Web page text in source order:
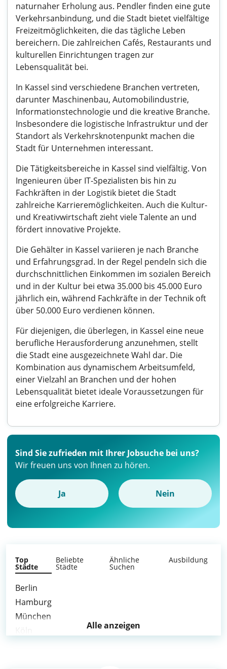
naturnaher Erholung aus. Pendler finden eine gute
Verkehrsanbindung, und die Stadt bietet vielfältige
Freizeitmöglichkeiten, die das tägliche Leben
bereichern. Die zahlreichen Cafés, Restaurants und
kulturellen Einrichtungen tragen zur
Lebensqualität bei.
In Kassel sind verschiedene Branchen vertreten,
darunter Maschinenbau, Automobilindustrie,
Informationstechnologie und die kreative Branche.
Insbesondere die logistische Infrastruktur und der
Standort als Verkehrsknotenpunkt machen die
Stadt für Unternehmen interessant.
Die Tätigkeitsbereiche in Kassel sind vielfältig. Von
Ingenieuren über IT-Spezialisten bis hin zu
Fachkräften in der Logistik bietet die Stadt
zahlreiche Karrieremöglichkeiten. Auch die Kultur-
und Kreativwirtschaft zieht viele Talente an und
fördert innovative Projekte.
Die Gehälter in Kassel variieren je nach Branche
und Erfahrungsgrad. In der Regel pendeln sich die
durchschnittlichen Einkommen im sozialen Bereich
und in der Kultur bei etwa 35.000 bis 45.000 Euro
jährlich ein, während Fachkräfte in der Technik oft
über 50.000 Euro verdienen können.
Für diejenigen, die überlegen, in Kassel eine neue
berufliche Herausforderung anzunehmen, stellt
die Stadt eine ausgezeichnete Wahl dar. Die
Kombination aus dynamischem Arbeitsumfeld,
einer Vielzahl an Branchen und der hohen
Lebensqualität bietet ideale Voraussetzungen für
eine erfolgreiche Karriere.
Sind Sie zufrieden mit Ihrer Jobsuche bei uns?
Wir freuen uns von Ihnen zu hören.
Ja Nein
Top
Städte
Beliebte
Städte
Ähnliche
Suchen
Ausbildung
Berlin
Hamburg
München
Alle anzeigen